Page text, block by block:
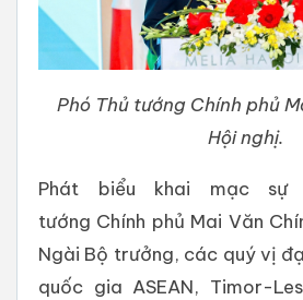
Phó Thủ tướng Chính phủ
Hội nghị.
Phát biểu khai mạc sự
tướng Chính phủ Mai Văn
Ngài Bộ trưởng, các quý vị
quốc gia ASEAN, Timor-